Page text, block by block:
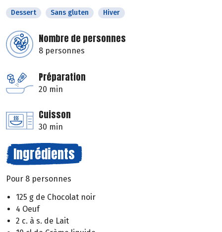
Dessert Sans gluten Hiver
Nombre de personnes
8 personnes
Préparation
20 min
Cuisson
30 min
Ingrédients
Pour 8 personnes
125 g de Chocolat noir
4 Oeuf
2 c. à s. de Lait